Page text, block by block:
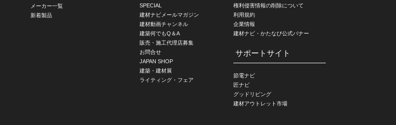
メーカー一覧
新着製品
SPECIAL
建材ナビメールマガジン
建材動画チャンネル
建築何でもQ＆A
販売・施工代理店募集
お問合せ
JAPAN SHOP
建築・建材展
ライティング・フェア
権利侵害情報の削除について
利用規約
企業情報
建材ナビ・かたなび公式バナー
サポートサイト
節電ナビ
匠ナビ
グッドリビング
建材アウトレット市場